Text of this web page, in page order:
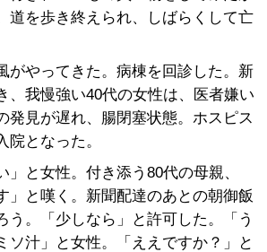
道を歩き終えられ、しばらくして亡
がやってきた。病棟を回診した。新
、我慢強い40代の女性は、医者嫌い
発見が遅れ、腸閉塞状態。ホスピス
院となった。
」と女性。付き添う80代の母親、
」と嘆く。新聞配達のあとの朝御飯
う。「少しなら」と許可した。「う
ソ汁」と女性。「ええですか？」と